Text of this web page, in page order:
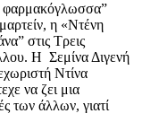
φαρμακόγλωσσα”
η «Ντένη
στις Τρεις
Η Σεμίνα Διγενή
Ντίνα
να ζει μια
των άλλων, γιατί